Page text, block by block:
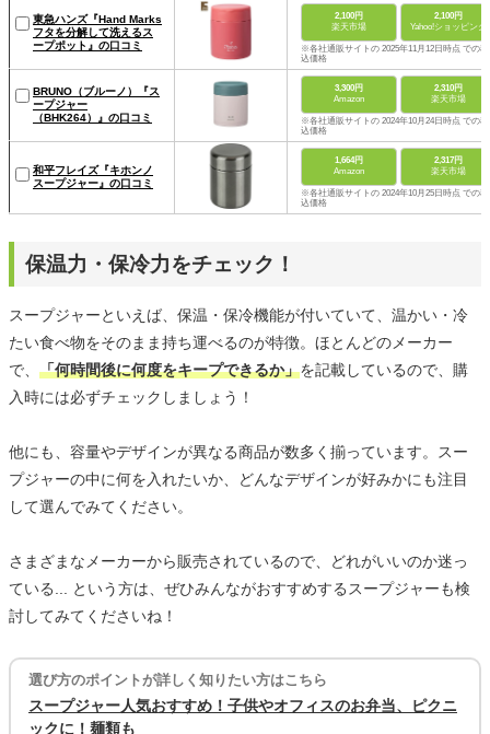
東急ハンズ『Hand Marks
フタを分解して洗えるス
ープポット』の口コミ
2,100円
楽天市場
2,100円
Yahoo!ショッピング
※各社通販サイトの 2025年11月12日時点 での税
込価格
BRUNO（ブルーノ）『ス
ープジャー
（BHK264）』の口コミ
3,300円
Amazon
2,310円
楽天市場
※各社通販サイトの 2024年10月24日時点 での税
込価格
和平フレイズ『キホンノ
スープジャー』の口コミ
1,664円
Amazon
2,317円
楽天市場
※各社通販サイトの 2024年10月25日時点 での税
込価格
保温力・保冷力をチェック！
スープジャーといえば、保温・保冷機能が付いていて、温かい・冷
たい食べ物をそのまま持ち運べるのが特徴。ほとんどのメーカー
で、 「何時間後に何度をキープできるか」を記載しているので、購
入時には必ずチェックしましょう！
他にも、容量やデザインが異なる商品が数多く揃っています。スー
プジャーの中に何を入れたいか、どんなデザインが好みかにも注目
して選んでみてください。
さまざまなメーカーから販売されているので、どれがいいのか迷っ
ている... という方は、ぜひみんながおすすめするスープジャーも検
討してみてくださいね！
選び方のポイントが詳しく知りたい方はこちら
スープジャー人気おすすめ！子供やオフィスのお弁当、ピクニ
ックに！麺類も